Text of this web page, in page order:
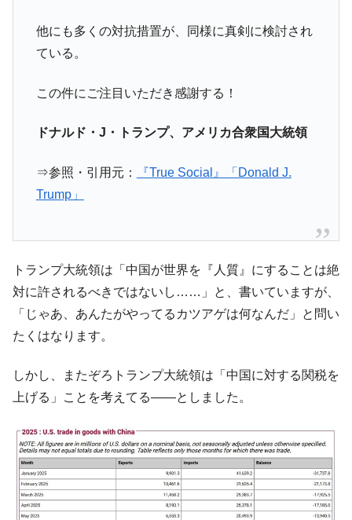
他にも多くの対抗措置が、同様に真剣に検討され
ている。
この件にご注目いただき感謝する！
ドナルド・J・トランプ、アメリカ合衆国大統領
⇒参照・引用元：
『True Social』「Donald J.
Trump」
トランプ大統領は「中国が世界を『人質』にすることは絶
対に許されるべきではないし……」と、書いていますが、
「じゃあ、あんたがやってるカツアゲは何なんだ」と問い
たくはなります。
しかし、またぞろトランプ大統領は「中国に対する関税を
上げる」ことを考えてる――としました。